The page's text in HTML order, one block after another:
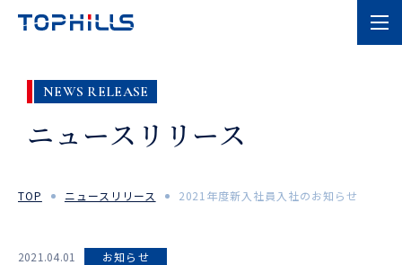
NEWS RELEASE
ニュースリリース
TOP ニュースリリース 2021年度新入社員入社のお知らせ
2021.04.01 お知らせ